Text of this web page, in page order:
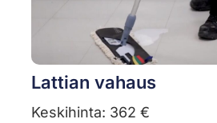
Lattian vahaus
Keskihinta: 362 €